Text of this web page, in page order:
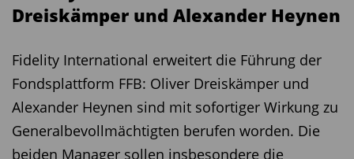
Das Portfolio des Fonds umfasst 40-50
Positionen, mit denen Spies seine angestrebte
Rendite erreichen will. An einer Benchmark muss
er sich dabei nicht orientieren. Der Fonds kann
flexibel agieren. Zweimal im Jahr wird das
Portfolio gedreht. Spies ist ein sehr aktiver
Dreiskämper und Alexander Heynen
Fidelity International erweitert die Führung der
Fondsplattform FFB: Oliver Dreiskämper und
Alexander Heynen sind mit sofortiger Wirkung zu
Generalbevollmächtigten berufen worden. Die
beiden Manager sollen insbesondere die